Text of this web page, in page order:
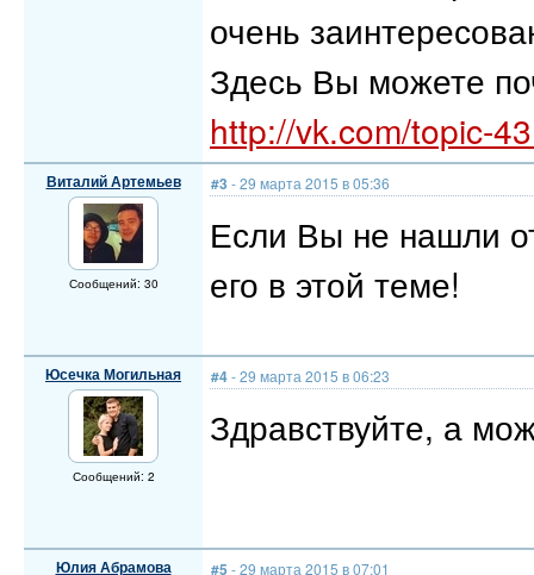
очень
Здесь Вы можете
http://vk.com/topic-
Виталий Артемьев
Сообщений: 30
#3 - 29 марта 2015 в 05:36
Если Вы не нашли
его в этой теме!
Юсечка Могильная
Сообщений: 2
#4- 29 марта 2015 в 06:23
Здравствуйте, а
Юлия Абрамова #5 - 29 марта 2015 в 07:01